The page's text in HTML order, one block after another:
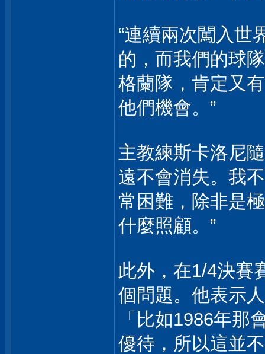
“連續兩次闖入世
的，而我們的球
格蘭隊，肯定又
他們機會。”
主教練斯卡洛尼
遠不會消失。我
常困難，除非是
什麼照顧。”
此外，在1/4決賽
個問題。他表示
「比如1986年那
優待，所以這並